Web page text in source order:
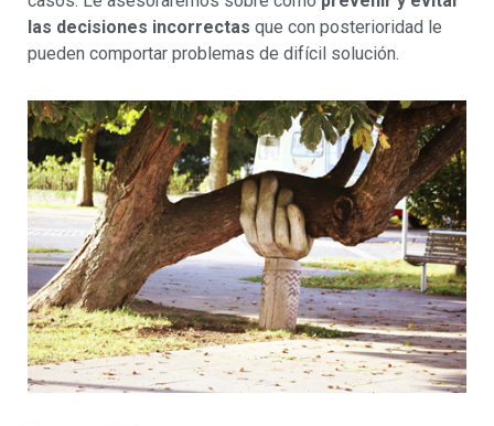
las decisiones incorrectas que con posterioridad le
pueden comportar problemas de difícil solución.